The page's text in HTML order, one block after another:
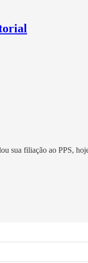
sua filiação ao PPS,